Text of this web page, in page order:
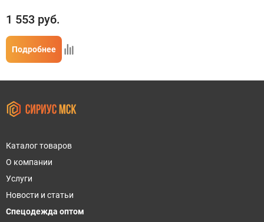
1 553 руб.
Подробнее
Каталог товаров
О компании
Услуги
Новости и статьи
Спецодежда оптом